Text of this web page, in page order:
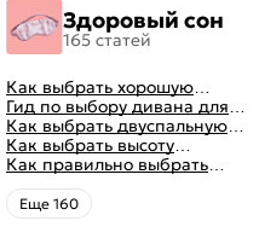
Здоровый сон
165 статей
Как выбрать хорошую
кровать для сна
Гид по выбору дивана для
сна
Как выбрать двуспальную
кровать и матрас
правильно: советы и фото в
интерьере
Как выбрать высоту
матраса
Как правильно выбрать
ортопедический матрас
Eще 160